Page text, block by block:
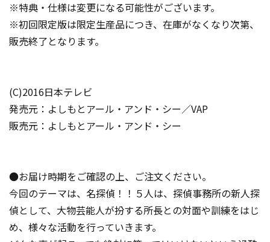
※特典・仕様は変更になる可能性がございます。
※初回限定版は限定生産品につき、在庫がなくなり次第、
販売終了となります。
(C)2016日本テレビ
発売元：よしもとアール・アンド・シー／VAP
販売元：よしもとアール・アンド・シー
●お届け時期をご確認の上、ご注文ください。
今回のテーマは、名探偵！！５人は、探偵事務所の新人探
偵として、大物芸能人が扮する所長との対面や訓練をはじ
め、様々な活動を行っていきます。